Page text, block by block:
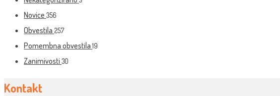
Novice 356
Obvestila 257
Pomembna obvestila19
Zanimivosti 30
Kontakt